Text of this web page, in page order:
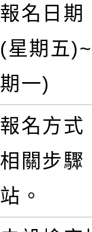
報名日期
(星期五
期一)
報名方式
相關步驟
站。